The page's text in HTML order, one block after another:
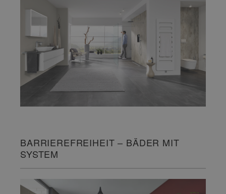
BARRIEREFREIHEIT – BÄDER MIT
SYSTEM